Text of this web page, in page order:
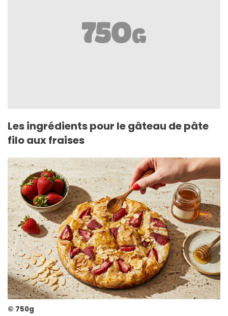
Les ingrédients pour le gâteau de pâte
filo aux fraises
© 750g